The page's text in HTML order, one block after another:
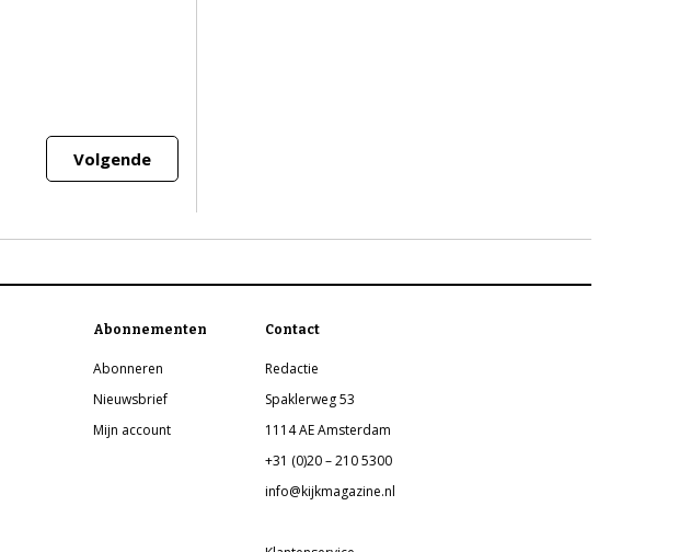
Volgende
Abonnementen
Abonneren
Nieuwsbrief
Mijn account
Contact
Redactie
Spaklerweg 53
1114 AE Amsterdam
+31 (0)20 – 210 5300
info@kijkmagazine.nl